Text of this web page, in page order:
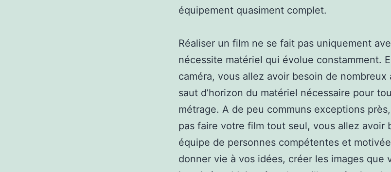
équipement quasiment complet.
Réaliser un film ne se fait pas uniquement
nécessite matériel qui évolue constamment.
caméra, vous allez avoir besoin de nombreux
saut d’horizon du matériel nécessaire pour
métrage. A de peu communs exceptions
pas faire votre film tout seul, vous allez avoir
équipe de personnes compétentes et
donner vie à vos idées, créer les images que